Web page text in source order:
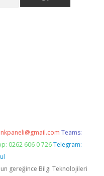
Teams:
0262 606 0 726 Telegram:
gereğince Bilgi Teknolojileri